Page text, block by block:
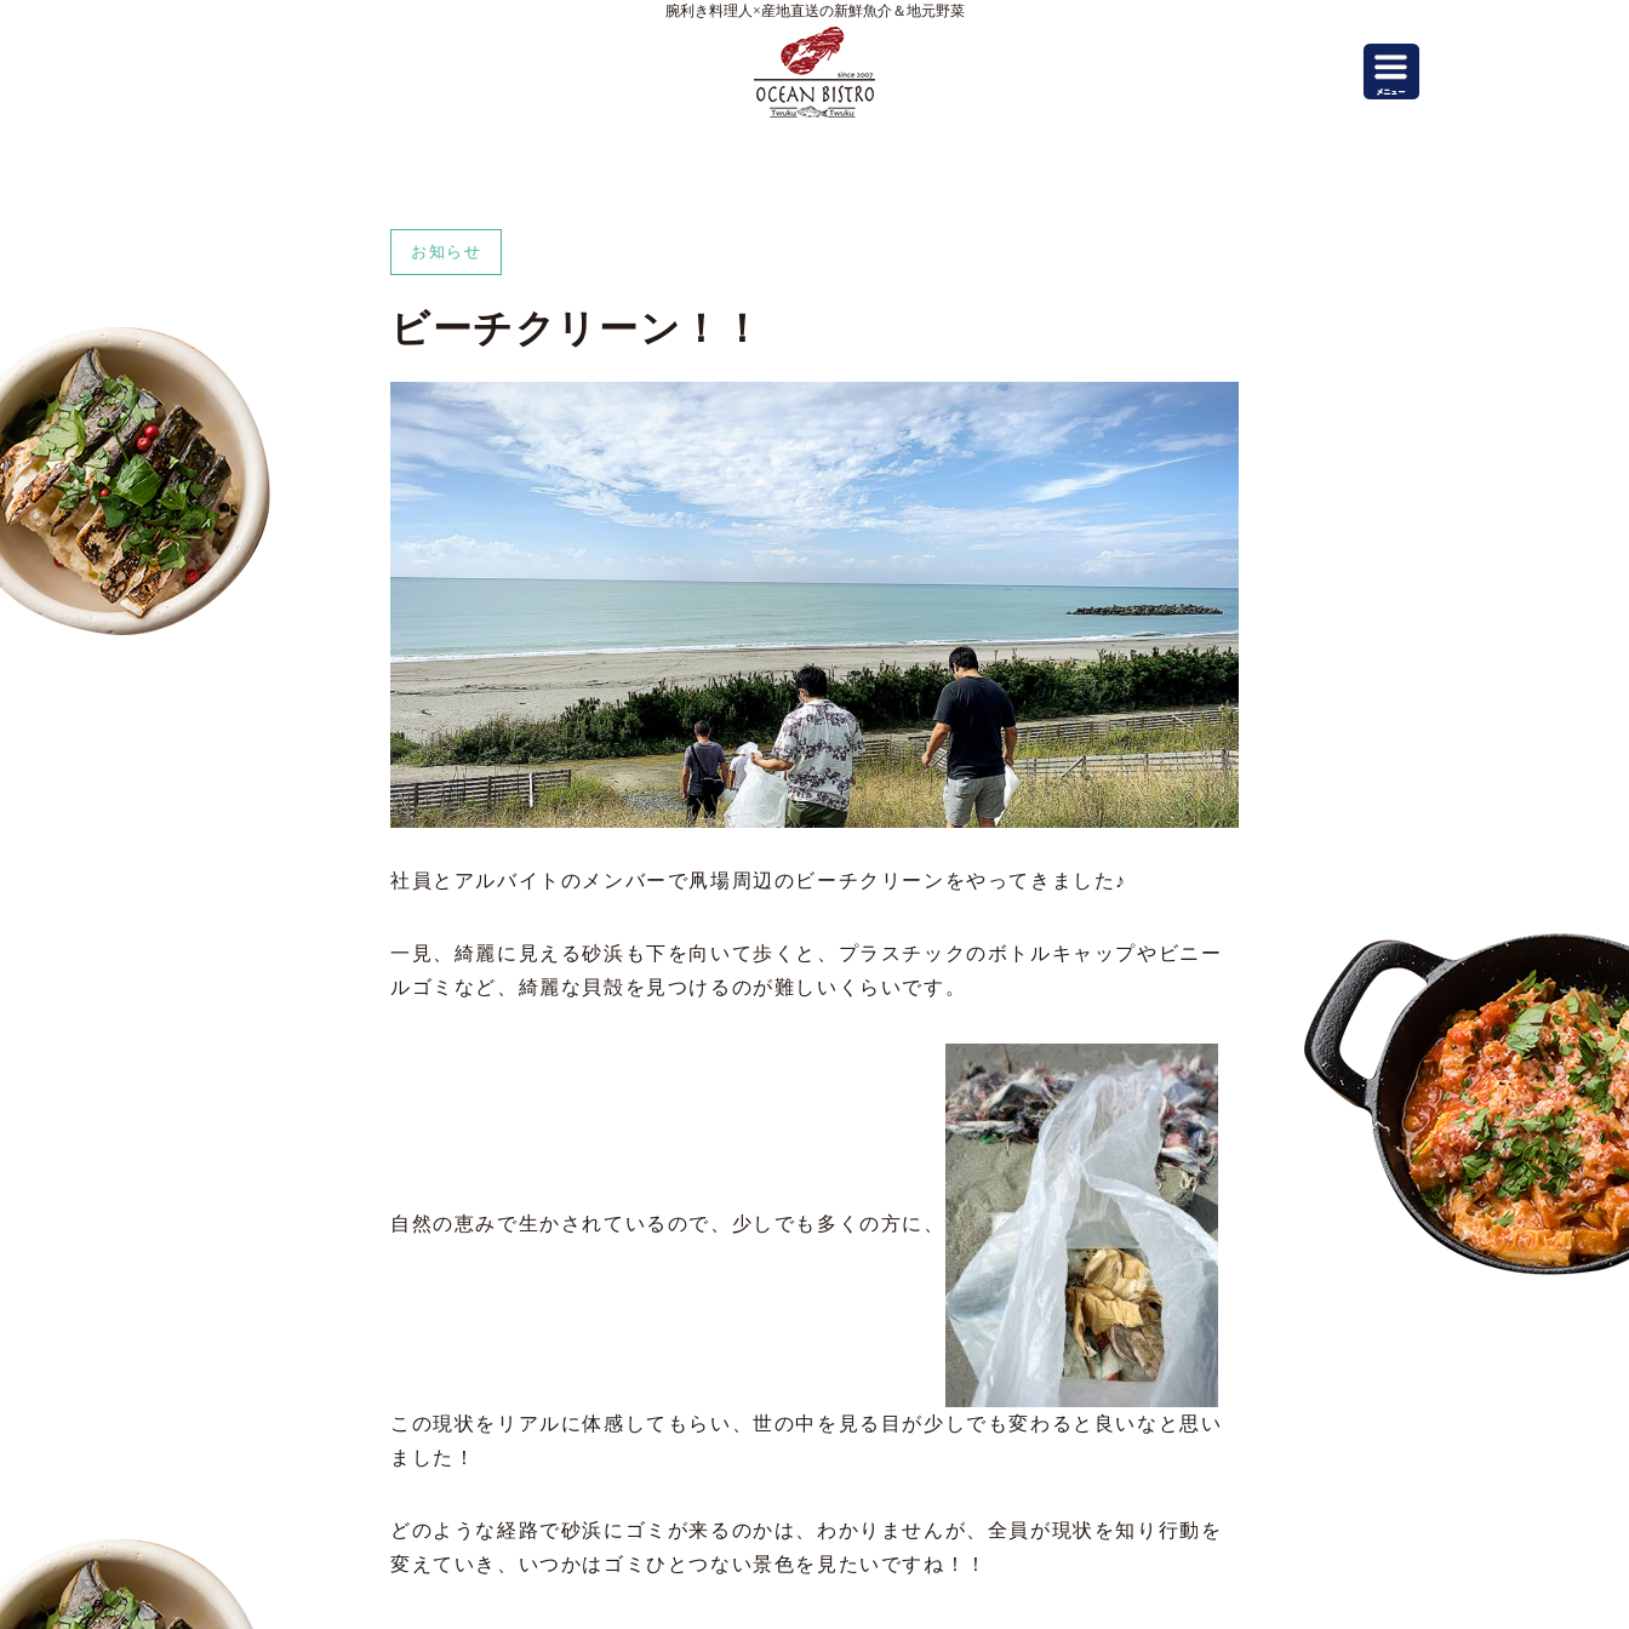
腕利き料理人×産地直送の新鮮魚介＆地元野菜
お知らせ
ビーチクリーン！！
社員とアルバイトのメンバーで凧場周辺のビーチクリーンをやってきました♪
一見、綺麗に見える砂浜も下を向いて歩くと、プラスチックのボトルキャップやビニー
ルゴミなど、綺麗な貝殻を見つけるのが難しいくらいです。
自然の恵みで生かされているので、少しでも多くの方に、
この現状をリアルに体感してもらい、世の中を見る目が少しでも変わると良いなと思い
ました！
どのような経路で砂浜にゴミが来るのかは、わかりませんが、全員が現状を知り行動を
変えていき、いつかはゴミひとつない景色を見たいですね！！